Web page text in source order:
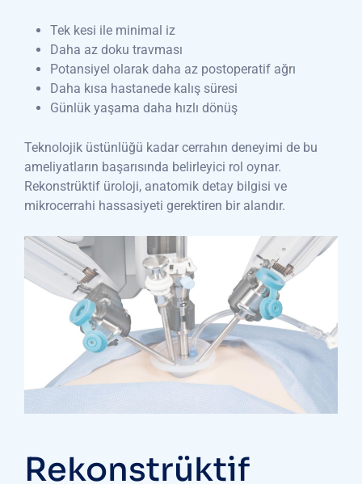
Tek kesi ile minimal iz
Daha az doku travması
Potansiyel olarak daha az postoperatif ağrı
Daha kısa hastanede kalış süresi
Günlük yaşama daha hızlı dönüş
Teknolojik üstünlüğü kadar cerrahın deneyimi de bu
ameliyatların başarısında belirleyici rol oynar.
Rekonstrüktif üroloji, anatomik detay bilgisi ve
mikrocerrahi hassasiyeti gerektiren bir alandır.
Rekonstrüktif